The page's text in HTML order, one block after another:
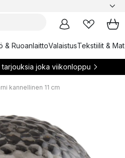
& RuoanlaittoValaistusTekstiilit &
joka viikonloppu
kannellinen 11 cm